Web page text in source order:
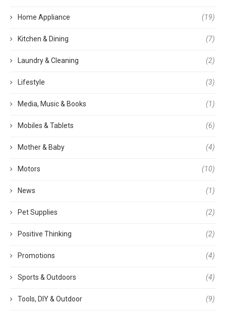
Home Appliance (19)
Kitchen & Dining (7)
Laundry & Cleaning (2)
Lifestyle (3)
Media, Music & Books (1)
Mobiles & Tablets (6)
Mother & Baby (4)
Motors (10)
News (1)
Pet Supplies (2)
Positive Thinking (2)
Promotions (4)
Sports & Outdoors (4)
Tools, DIY & Outdoor (9)